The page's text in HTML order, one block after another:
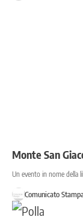
Monte San
Un evento in nome della
Comunicato